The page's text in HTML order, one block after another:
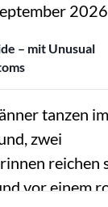
2026
– mit Unusual